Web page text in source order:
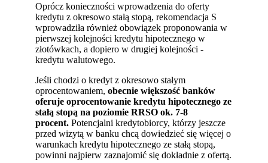
Oprócz konieczności wprowadzenia do oferty
kredytu z okresowo stałą stopą, rekomendacja S
wprowadziła również obowiązek proponowania w
pierwszej kolejności kredytu hipotecznego w
złotówkach, a dopiero w drugiej kolejności -
kredytu walutowego.
Jeśli chodzi o kredyt z okresowo stałym
oprocentowaniem,obecnie większość banków
oferuje oprocentowanie kredytu hipotecznego ze
stałą stopą na poziomie RRSO ok. 7-8
procent. Potencjalni kredytobiorcy, którzy jeszcze
przed wizytą w banku chcą dowiedzieć się więcej o
warunkach kredytu hipotecznego ze stałą stopą,
powinni najpierw zaznajomić się dokładnie z ofertą.